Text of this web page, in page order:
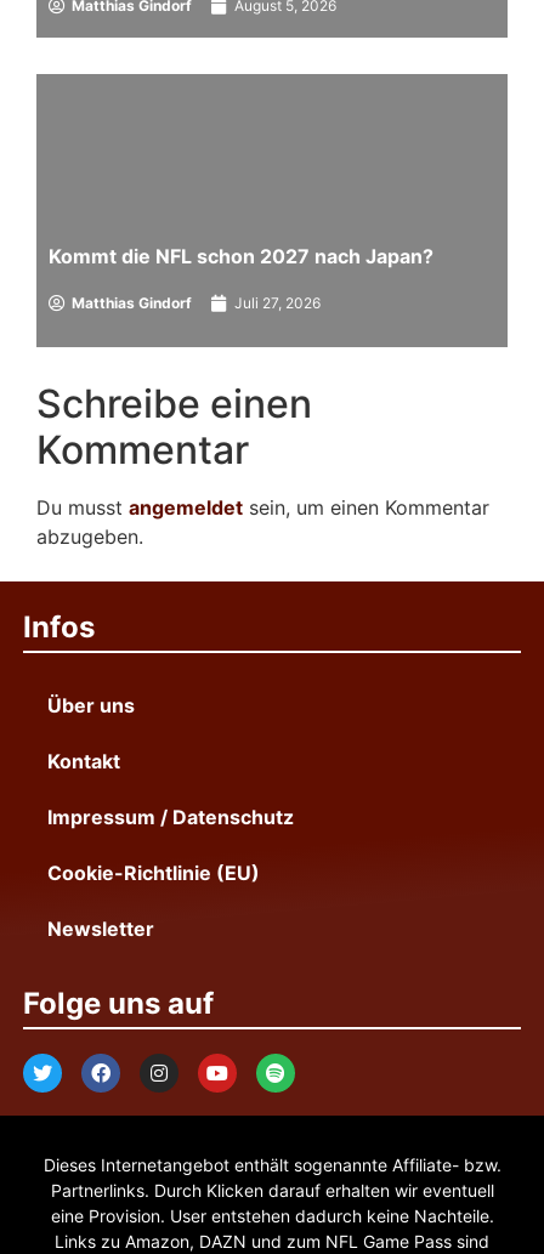
Matthias Gindorf August 5, 2026
Kommt die NFL schon 2027 nach Japan?
Matthias Gindorf Juli 27, 2026
Schreibe einen
Kommentar
Du musst angemeldet sein, um einen Kommentar
abzugeben.
Infos
Über uns
Kontakt
Impressum / Datenschutz
Cookie-Richtlinie (EU)
Newsletter
Folge uns auf
Dieses Internetangebot enthält sogenannte Affiliate- bzw.
Partnerlinks. Durch Klicken darauf erhalten wir eventuell
eine Provision. User entstehen dadurch keine Nachteile.
Links zu Amazon, DAZN und zum NFL Game Pass sind